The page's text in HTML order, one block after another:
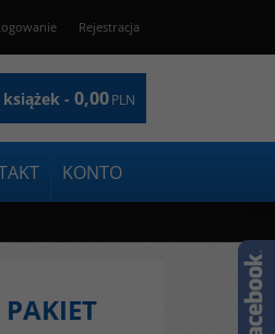
Rejestracja
książek - 0,00PLN
KONTO